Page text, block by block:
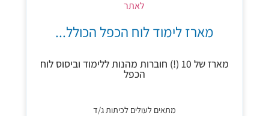
מארז לימוד לוח הכפל הכולל...
מארז של 10 (!) חוברות מהנות ללימוד וביסוס לוח
הכפל
מתאים לעולים לכיתות ג/ד